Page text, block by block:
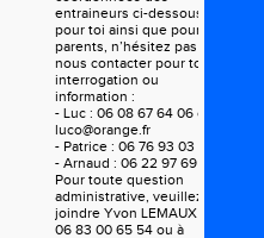
entraineurs ci-dessous,
pour toi ainsi que pour tes
parents, n’hésitez pas à
nous contacter pour toute
interrogation ou
information :
- Luc : 06 08 67 64 06 ou
luco@orange.fr
- Patrice : 06 76 93 03 45
- Arnaud : 06 22 97 69 04
Pour toute question
administrative, veuillez
joindre Yvon LEMAUX :
06 83 00 65 54 ou à